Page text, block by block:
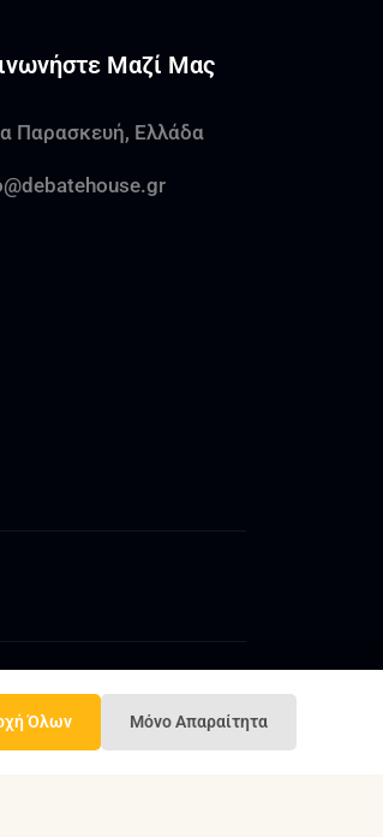
Μαζί Μας
Παρασκευή, Ελλάδα
Πολιτική Απορρήτου
Όλων Μόνο Απαραίτητα